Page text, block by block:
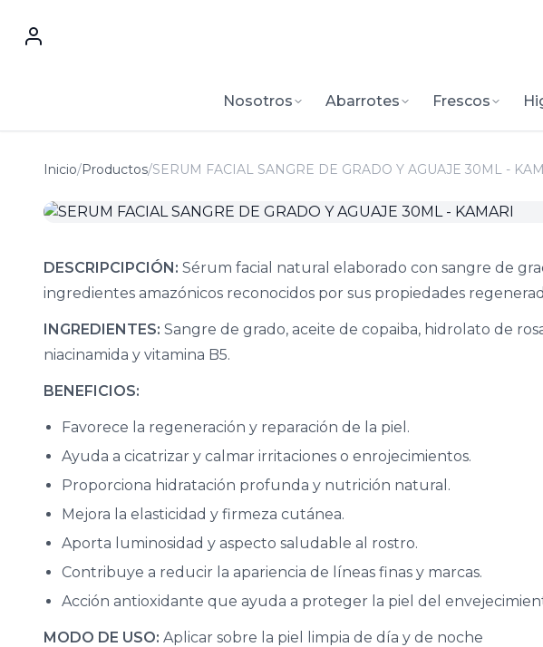
Nosotros Abarrotes Frescos
Inicio/Productos/SERUM FACIAL SANGRE DE GRADO Y AGUAJE 30ML -
DESCRIPCIPCIÓN: Sérum facial natural elaborado con sangre de
ingredientes amazónicos reconocidos por sus propiedades
INGREDIENTES: Sangre de grado, aceite de copaiba, hidrolato de
niacinamida y vitamina B5.
BENEFICIOS:
Favorece la regeneración y reparación de la piel.
Ayuda a cicatrizar y calmar irritaciones o enrojecimientos.
Proporciona hidratación profunda y nutrición natural.
Mejora la elasticidad y firmeza cutánea.
Aporta luminosidad y aspecto saludable al rostro.
Contribuye a reducir la apariencia de líneas finas y marcas.
Acción antioxidante que ayuda a proteger la piel del
MODO DE USO: Aplicar sobre la piel limpia de día y de noche